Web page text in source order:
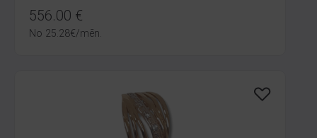
556.00 €
No 25.28€/mēn.